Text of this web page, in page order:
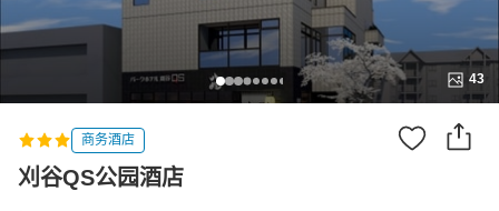
43
商务酒店
刈谷QS公园酒店